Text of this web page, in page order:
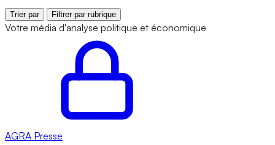
Trier par Filtrer par rubrique
Votre média d'analyse politique et économique
AGRA Presse